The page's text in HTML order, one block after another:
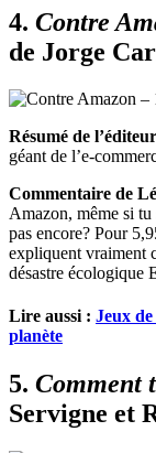
4. Contre
de Jorge
Résumé de l’éditeur
géant de l’e-
Commentaire de
Amazon, même si tu
pas encore? Pour
expliquent vraiment
désastre écologique
Lire aussi : Jeux de
planète
5. Comment
Servigne et